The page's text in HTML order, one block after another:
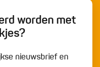
worden met
nieuwsbrief en